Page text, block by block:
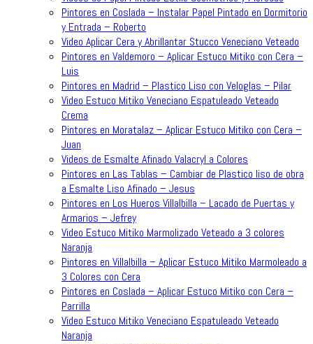
Pintores en Coslada – Instalar Papel Pintado en Dormitorio
y Entrada – Roberto
Video Aplicar Cera y Abrillantar Stucco Veneciano Veteado
Pintores en Valdemoro – Aplicar Estuco Mitiko con Cera –
Luis
Pintores en Madrid – Plastico Liso con Veloglas – Pilar
Video Estuco Mitiko Veneciano Espatuleado Veteado
Crema
Pintores en Moratalaz – Aplicar Estuco Mitiko con Cera –
Juan
Videos de Esmalte Afinado Valacryl a Colores
Pintores en Las Tablas – Cambiar de Plastico liso de obra
a Esmalte Liso Afinado – Jesus
Pintores en Los Hueros Villalbilla – Lacado de Puertas y
Armarios – Jefrey
Video Estuco Mitiko Marmolizado Veteado a 3 colores
Naranja
Pintores en Villalbilla – Aplicar Estuco Mitiko Marmoleado a
3 Colores con Cera
Pintores en Coslada – Aplicar Estuco Mitiko con Cera –
Parrilla
Video Estuco Mitiko Veneciano Espatuleado Veteado
Naranja